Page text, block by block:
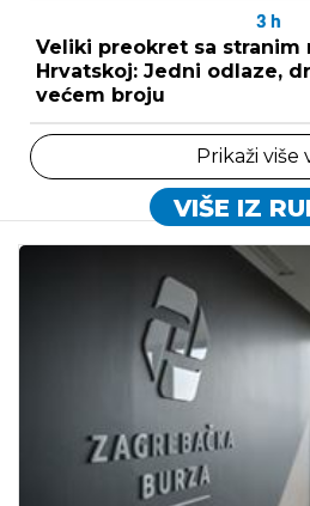
3 h
Veliki preokret sa stranim
Hrvatskoj: Jedni odlaze,
većem broju
Prikaži više
VIŠE IZ